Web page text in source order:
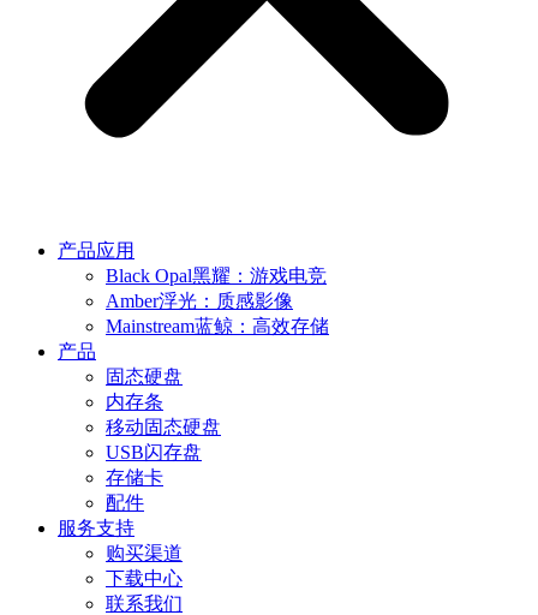
产品应用
Black Opal黑耀：游戏电竞
Amber浮光：质感影像
Mainstream蓝鲸：高效存储
产品
固态硬盘
内存条
移动固态硬盘
USB闪存盘
存储卡
配件
服务支持
购买渠道
下载中心
联系我们